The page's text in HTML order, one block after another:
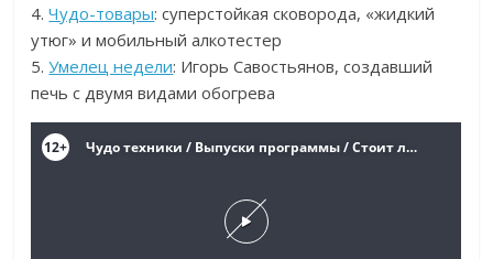
4.Чудо-товары: суперстойкая сковорода, «жидкий
утюг» и мобильный алкотестер
5.Умелец недели: Игорь Савостьянов, создавший
печь с двумя видами обогрева